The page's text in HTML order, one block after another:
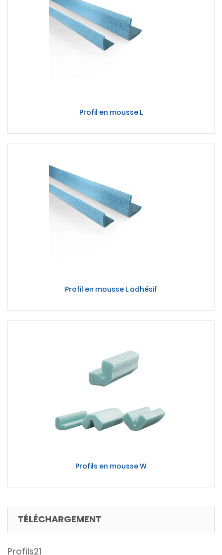
Profil en mousse L
Profil en mousse L adhésif
Profils en mousse W
TÉLÉCHARGEMENT
Profils21